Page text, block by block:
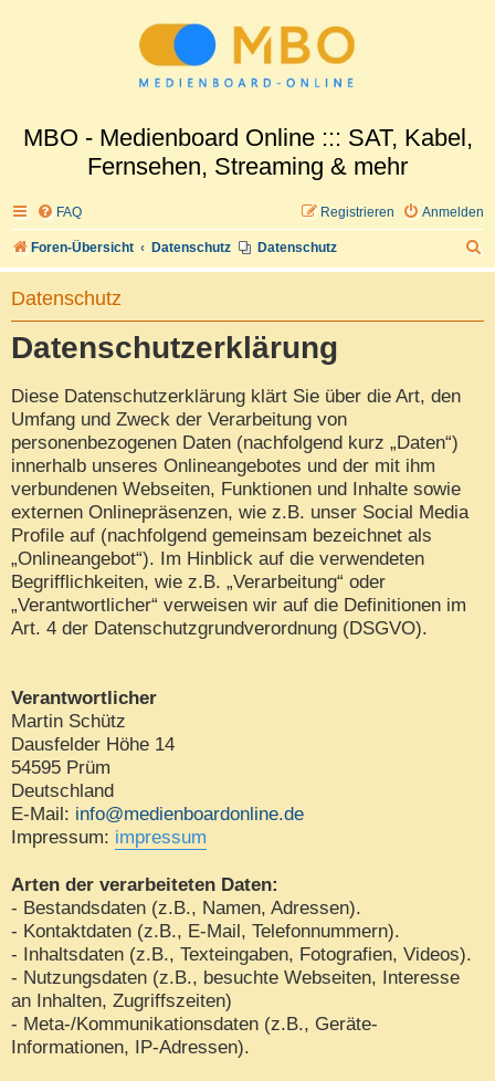
MBO - Medienboard Online ::: SAT, Kabel,
Fernsehen, Streaming & mehr
FAQ Anmelden
Registrieren
Foren-Übersicht Datenschutz Datenschutz
u
Datenschutz
Datenschutzerklärung
Diese Datenschutzerklärung klärt Sie über die Art, den
Umfang und Zweck der Verarbeitung von
personenbezogenen Daten (nachfolgend kurz „Daten“)
innerhalb unseres Onlineangebotes und der mit ihm
verbundenen Webseiten, Funktionen und Inhalte sowie
externen Onlinepräsenzen, wie z.B. unser Social Media
Profile auf (nachfolgend gemeinsam bezeichnet als
„Onlineangebot“). Im Hinblick auf die verwendeten
Begrifflichkeiten, wie z.B. „Verarbeitung“ oder
„Verantwortlicher“ verweisen wir auf die Definitionen im
Art. 4 der Datenschutzgrundverordnung (DSGVO).
Verantwortlicher
Martin Schütz
Dausfelder Höhe 14
54595 Prüm
Deutschland
E-Mail: info@medienboardonline.de
Impressum: impressum
Arten der verarbeiteten Daten:
- Bestandsdaten (z.B., Namen, Adressen).
- Kontaktdaten (z.B., E-Mail, Telefonnummern).
- Inhaltsdaten (z.B., Texteingaben, Fotografien, Videos).
- Nutzungsdaten (z.B., besuchte Webseiten, Interesse
an Inhalten, Zugriffszeiten)
- Meta-/Kommunikationsdaten (z.B., Geräte-
Informationen, IP-Adressen).